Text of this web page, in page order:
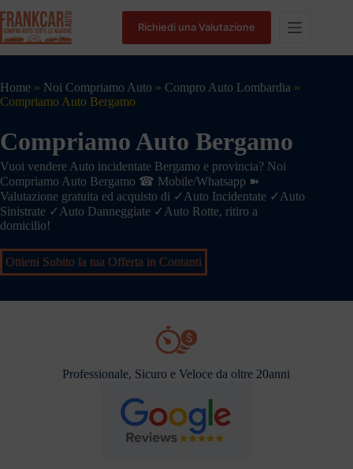
Richiedi una Valutazione
Home » Noi Compriamo Auto » Compro Auto Lombardia »
Compriamo Auto Bergamo
Compriamo Auto Bergamo
Vuoi vendere Auto incidentate Bergamo e provincia? Noi
Compriamo Auto Bergamo ☎ Mobile/Whatsapp ➽
Valutazione gratuita ed acquisto di ✓Auto Incidentate ✓Auto
Sinistrate ✓Auto Danneggiate ✓Auto Rotte, ritiro a
domicilio!
Ottieni Subito la tua Offerta in Contanti
Professionale, Sicuro e Veloce da oltre 20anni